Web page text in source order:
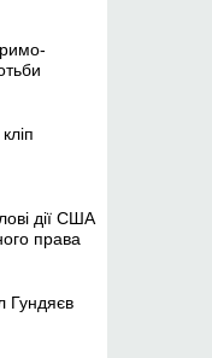
дії США
права
Гундяєв